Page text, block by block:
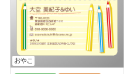
おやこ